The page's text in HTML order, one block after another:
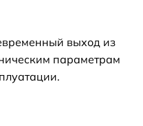
выход из
параметрам